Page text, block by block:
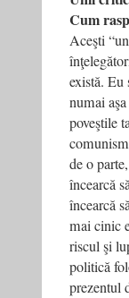
Cum
Aceşti
există. Eu
numai
poveştile
de o
încearcă
încearcă
mai cinic
riscul şi
politică
prezentul